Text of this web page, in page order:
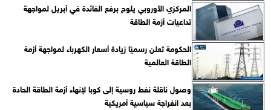
المركزي الأوروبي يلوح برفع الفائدة في أبريل لمواجهة
تداعيات أزمة الطاقة
الحكومة تعلن رسميًا زيادة أسعار الكهرباء لمواجهة أزمة
الطاقة العالمية
وصول ناقلة نفط روسية إلى كوبا لإنهاء أزمة الطاقة الحادة
بعد انفراجة سياسية أمريكية